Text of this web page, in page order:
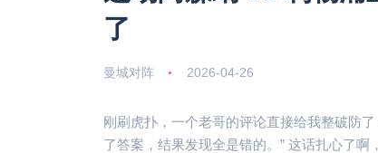
了
曼城对阵 2026-04-26
刚刷虎扑，一个老哥的评论直接给我整破防
了答案，结果发现全是错的。” 这话扎心了啊